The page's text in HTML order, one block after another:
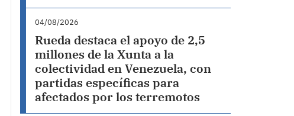
04/08/2026
Rueda destaca el apoyo de 2,5
millones de la Xunta a la
colectividad en Venezuela, con
partidas específicas para
afectados por los terremotos